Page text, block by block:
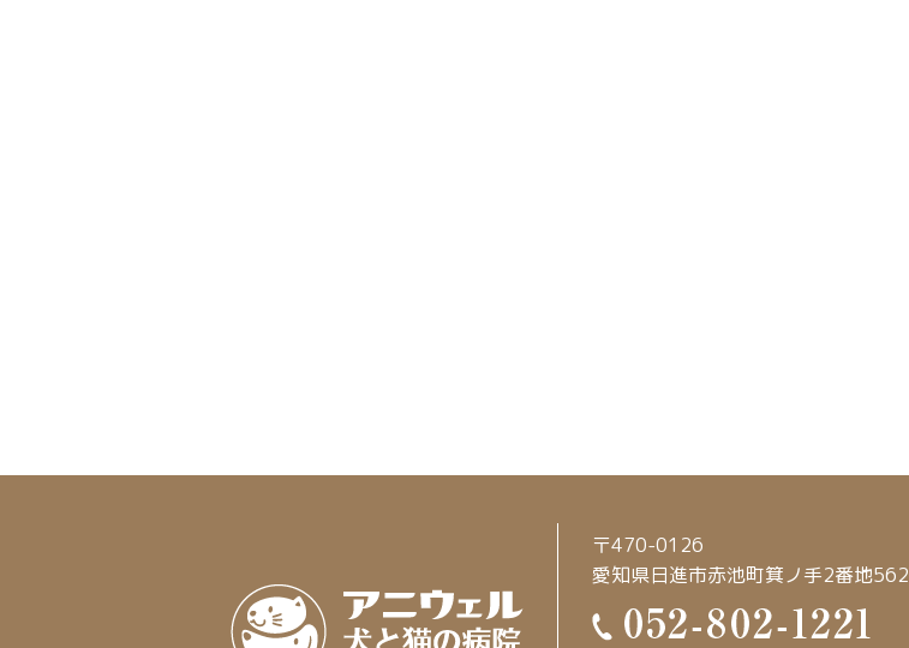
〒470-0126
愛知県日進市赤池町箕ノ手2番地562